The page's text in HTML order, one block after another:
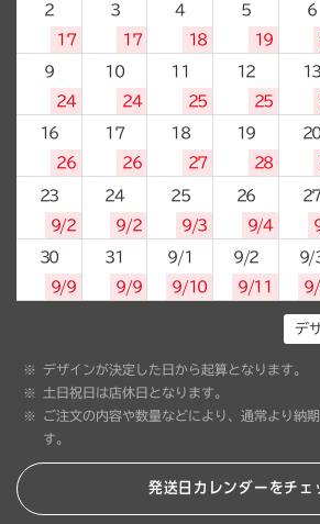
2
17
3
17
4
18
5
19
6
9
24
10
24
11
25
12
25
13
16
26
17
26
18
27
19
28
20
23
9/2
24
9/2
25
9/3
26
9/4
27
30
9/9
31
9/9
9/1
9/10
9/2
9/11
9/
デ
デザインが決定した日から起算となります。
土日祝日は店休日となります。
ご注文の内容や数量などにより、通常より納
す。
発送日カレンダーをチェ